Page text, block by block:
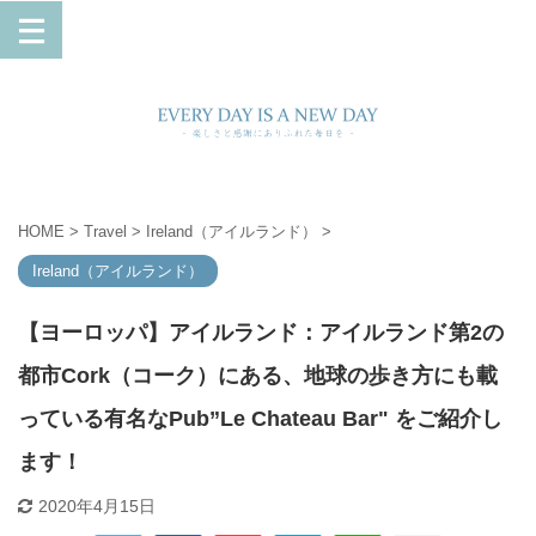
HOME > Travel > Ireland（アイルランド） >
Ireland（アイルランド）
【ヨーロッパ】アイルランド：アイルランド第2の
都市Cork（コーク）にある、地球の歩き方にも載
っている有名なPub”Le Chateau Bar" をご紹介し
ます！
2020年4月15日